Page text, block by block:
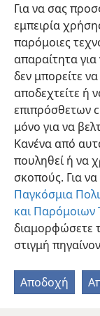
Για να σας
εμπειρία
παρόμοιες
απαραίτητα για
δεν μπορείτε
αποδεχτείτε ή
επιπρόσθετων
μόνο για να
Κανένα από
πουληθεί ή να
σκοπούς. Για
Παγκόσμια
και Παρόμοιων
διαμορφώσετε
στιγμή
Αποδοχή
πνεύμα του
έρχεται πάνω
ουρανούς
+
αγαπητός, τον
Ελληνική
Copyright © 2026
Όροι Χρήσης